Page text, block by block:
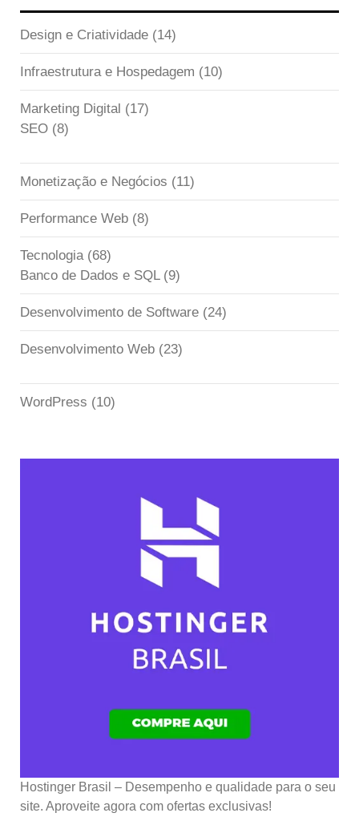
Design e Criatividade (14)
Infraestrutura e Hospedagem (10)
Marketing Digital (17)
SEO (8)
Monetização e Negócios (11)
Performance Web (8)
Tecnologia(68)
Banco de Dados e SQL(9)
Desenvolvimento de Software (24)
Desenvolvimento Web (23)
WordPress (10)
Hostinger Brasil – Desempenho e qualidade para o seu
site. Aproveite agora com ofertas exclusivas!